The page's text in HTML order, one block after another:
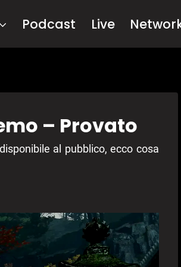
Podcast Live
– Provato
al pubblico, ecco cosa